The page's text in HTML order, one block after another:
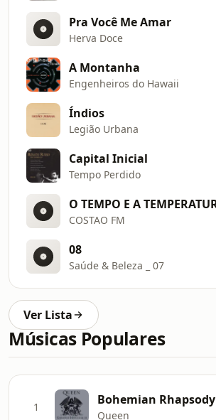
Pra Você Me Amar
Herva Doce
A Montanha
Engenheiros do Hawaii
Índios
Legião Urbana
Capital Inicial
Tempo Perdido
COSTAO FM
08
Saúde & Beleza _ 07
Ver Lista
Músicas Populares
1 Bohemian Rhapsody
Queen